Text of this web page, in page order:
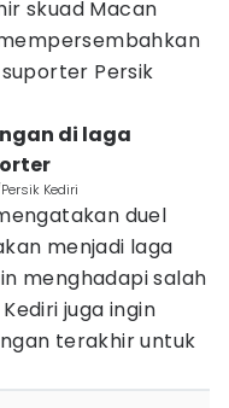
skuad Macan
Persik
di laga
Kediri
duel
menjadi laga
menghadapi salah
juga ingin
terakhir untuk